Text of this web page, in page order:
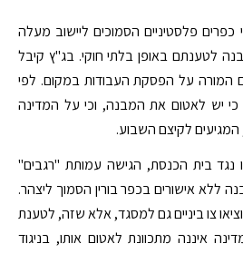
פלסטיניים הסמוכים ליישוב מעלה
לטענתם באופן בלתי חוקי. בג"ץ קיבל
המורה על הפסקת העבודות במקום. לפי
כי יש לאטום את המבנה, וכי על המדינה
לקיצם השבוע.
נגד בית הכנסת, הגישה עמותת "רגבים"
ללא אישורים בכפר בורין הסמוך ליצהר.
צו ביניים גם למסגד, אלא שזה, לטענת
איננה מתכוונת לאטום אותו, בניגוד